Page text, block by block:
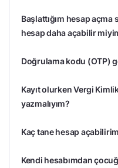
Başlattığım hesap
hesap daha açabilir
Doğrulama kodu (OTP)
Kayıt olurken Vergi
yazmalıyım?
Kaç tane hesap
Kendi hesabımdan